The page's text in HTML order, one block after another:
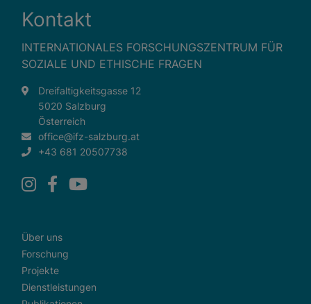
Kontakt
INTERNATIONALES FORSCHUNGSZENTRUM FÜR
SOZIALE UND ETHISCHE FRAGEN
Dreifaltigkeitsgasse 12
5020 Salzburg
Österreich
office@ifz-salzburg.at
+43 681 20507738
Über uns
Forschung
Projekte
Dienstleistungen